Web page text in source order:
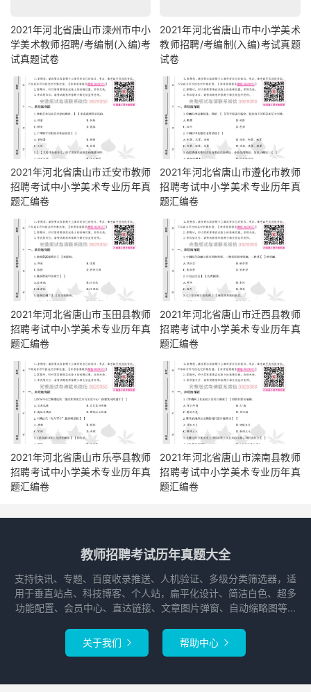
2021年河北省唐山市滦州市中小
学美术教师招聘/考编制(入编)考
试真题试卷
2021年河北省唐山市中小学美术
教师招聘/考编制(入编)考试真题
试卷
2021年河北省唐山市迁安市教师
招聘考试中小学美术专业历年真
题汇编卷
2021年河北省唐山市遵化市教师
招聘考试中小学美术专业历年真
题汇编卷
2021年河北省唐山市玉田县教师
招聘考试中小学美术专业历年真
题汇编卷
2021年河北省唐山市迁西县教师
招聘考试中小学美术专业历年真
题汇编卷
2021年河北省唐山市乐亭县教师
招聘考试中小学美术专业历年真
题汇编卷
2021年河北省唐山市滦南县教师
招聘考试中小学美术专业历年真
题汇编卷
教师招聘考试历年真题大全
支持快讯、专题、百度收录推送、人机验证、多级分类筛选器，适
用于垂直站点、科技博客、个人站，扁平化设计、简洁白色、超多
功能配置、会员中心、直达链接、文章图片弹窗、自动缩略图等...
关于我们  帮助中心 